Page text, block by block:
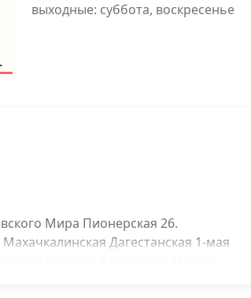
выходные: суббота, воскресенье
Мира Пионерская 26.
Дагестанская 1-мая
Герцена Х.Хаметова Маркса